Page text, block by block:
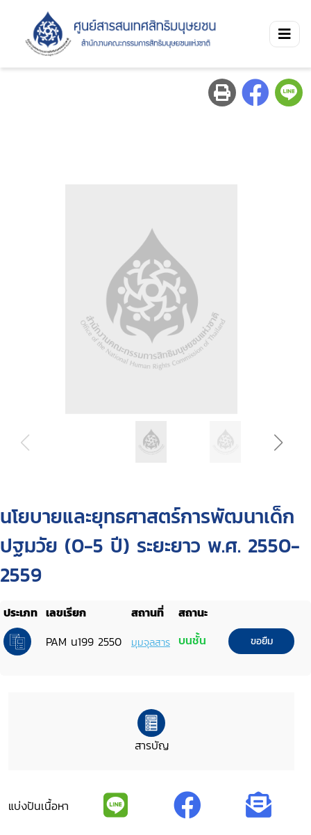
นโยบายและยุทธศาสตร์การพัฒนาเด็ก
ปฐมวัย (0-5 ปี) ระยะยาว พ.ศ. 2550-
2559
ประเภท เลขเรียก สถานที่
สถานะ
PAM น199 2550
มุมจุลสาร บนชั้น ขอยืม
สารบัญ
แบ่งปันเนื้อหา